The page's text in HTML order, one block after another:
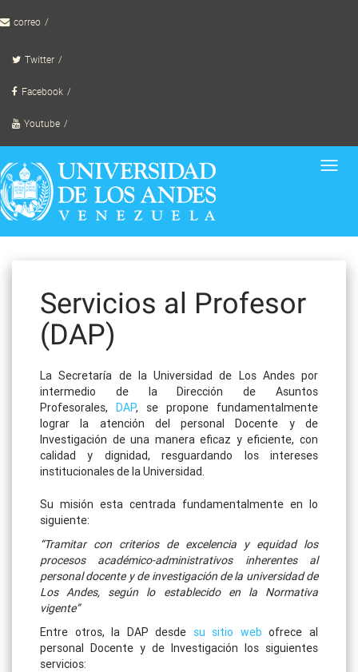
to correo
Twitter
Facebook
Youtube
Servicios al Profesor
(DAP)
La Secretaría de la Universidad de Los Andes por
intermedio de la Dirección de Asuntos
Profesorales, DAP, se propone fundamentalmente
lograr la atención del personal Docente y de
Investigación de una manera eficaz y eficiente, con
calidad y dignidad, resguardando los intereses
institucionales de la Universidad.
Su misión esta centrada fundamentalmente en lo
siguiente:
“Tramitar con criterios de excelencia y equidad los
procesos académico-administrativos inherentes al
personal docente y de investigación de la universidad de
Los Andes, según lo establecido en la Normativa
vigente”
Entre otros, la DAP desde su sitio web ofrece al
personal Docente y de Investigación los siguientes
servicios: